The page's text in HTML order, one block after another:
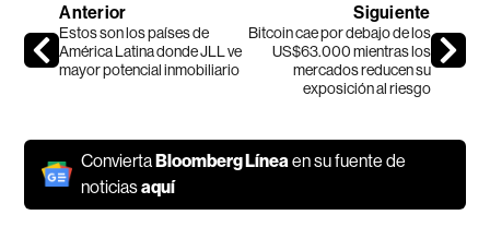
Anterior
Estos son los países de
América Latina donde JLL ve
mayor potencial inmobiliario
Siguiente
Bitcoin cae por debajo de los
US$63.000 mientras los
mercados reducen su
exposición al riesgo
ConviertaBloomberg Línea en su fuente de
noticiasaquí